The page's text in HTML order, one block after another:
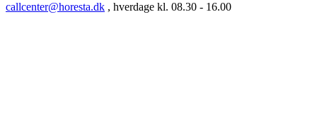
callcenter@horesta.dk , hverdage kl. 08.30 - 16.00